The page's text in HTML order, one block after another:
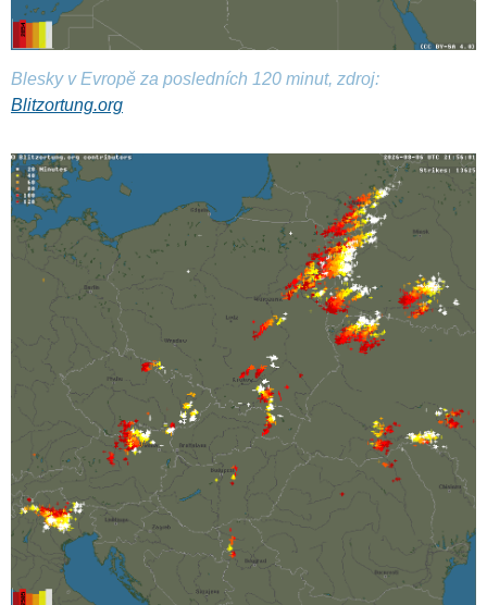
Blesky v Evropě za posledních 120 minut, zdroj:
Blitzortung.org